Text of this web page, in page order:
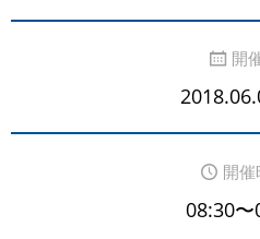
開
開催
08:30〜